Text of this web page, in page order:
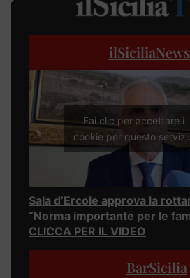
ilSiciliaNews
Fai clic per accettare i
cookie per questo
Sala d’Ercole approva la
“Norma importante per le
CLICCA PER IL VIDEO
BarSicilia